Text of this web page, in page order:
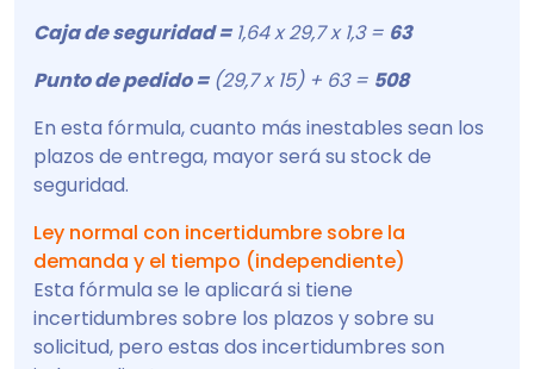
Caja de seguridad =1,64 x 29,7 x 1,3 = 63
Punto de pedido =(29,7 x 15) + 63 = 508
En esta fórmula, cuanto más inestables sean los
plazos de entrega, mayor será su stock de
seguridad.
Ley normal con incertidumbre sobre la
demanda y el tiempo (independiente)
Esta fórmula se le aplicará si tiene
incertidumbres sobre los plazos y sobre su
solicitud, pero estas dos incertidumbres son